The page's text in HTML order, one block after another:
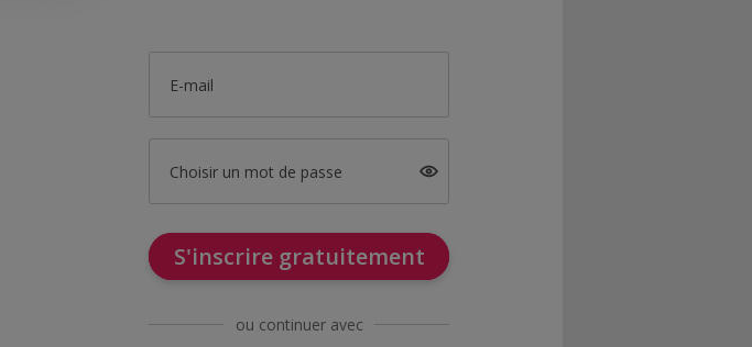
E-mail
Choisir un mot de passe
S'inscrire gratuitement
ou continuer avec